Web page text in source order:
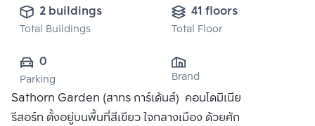
2 buildings
Total Buildings
41 floors
Total Floor
0
Parking Brand
Sathorn Garden (สาทร การ์เด้นส์) คอนโดมิเนียมหรูสไตล์
รีสอร์ท ตั้งอยู่บนพื้นที่สีเขียว ใจกลางเมือง ด้วยศักยภาพแห่ง